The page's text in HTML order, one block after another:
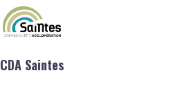
CDA Saintes